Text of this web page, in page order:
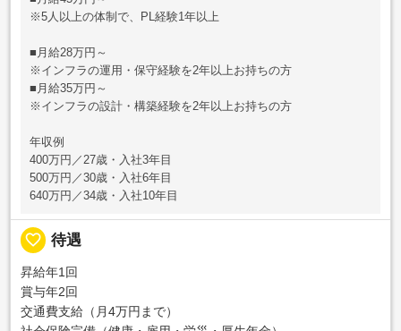
※5人以上の体制で、PL経験1年以上
■月給28万円～
※インフラの運用・保守経験を2年以上お持ちの方
■月給35万円～
※インフラの設計・構築経験を2年以上お持ちの方
年収例
400万円／27歳・入社3年目
500万円／30歳・入社6年目
640万円／34歳・入社10年目
favorite_border 待遇
昇給年1回
賞与年2回
交通費支給（月4万円まで）